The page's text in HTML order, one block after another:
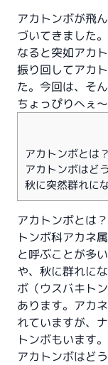
アカトンボが飛
づいてきました
なると突如アカ
振り回してアカ
た。今回は、そ
ちょっぴりへぇ
アカトンボとは？
アカトンボはど
秋に突然群れに
アカトンボとは？
トンボ科アカネ
と呼ぶことが多
や、秋に群れに
ボ（ウスバキト
あります。アカ
れていますが、
トンボもいます。
アカトンボはど